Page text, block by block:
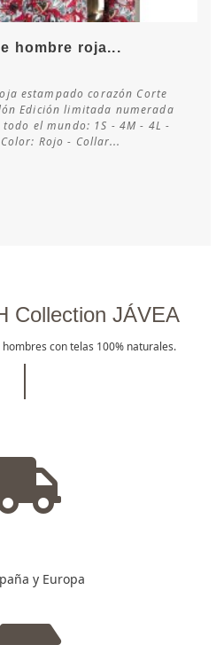
disponibilidad
hombre roja...
estampado corazón Corte
Edición limitada numerada
el mundo: 1S - 4M - 4L -
Color: Rojo - Collar...
Collection JÁVEA
con telas 100% naturales.
y Europa